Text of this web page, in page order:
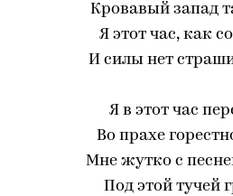
Кровавый запад
Я этот час, как
И силы нет
Я в этот час
Во прахе
Мне жутко с
Под этой тучей